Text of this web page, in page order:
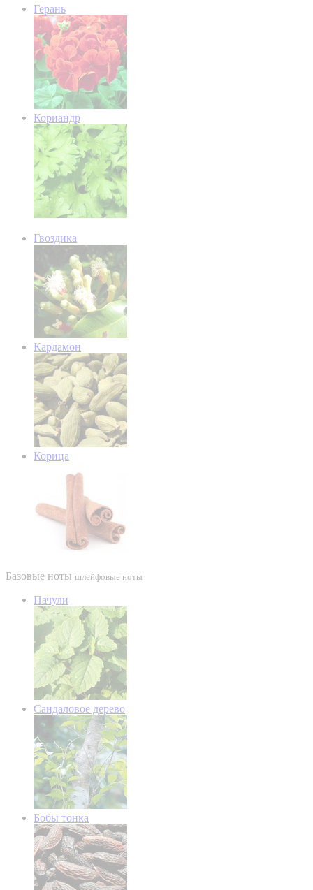
Герань
Кориандр
Гвоздика
Кардамон
Корица
Базовые ноты шлейфовые ноты
Пачули
Сандаловое дерево
Бобы тонка